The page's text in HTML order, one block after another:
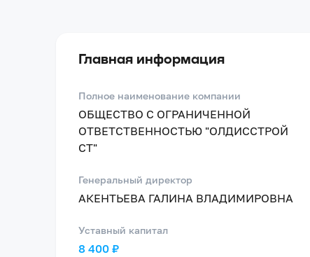
Главная информация
Полное наименование компании
ОБЩЕСТВО С ОГРАНИЧЕННОЙ
ОТВЕТСТВЕННОСТЬЮ "ОЛДИССТРОЙ
СТ"
Генеральный директор
АКЕНТЬЕВА ГАЛИНА ВЛАДИМИРОВНА
Уставный капитал
8 400 ₽